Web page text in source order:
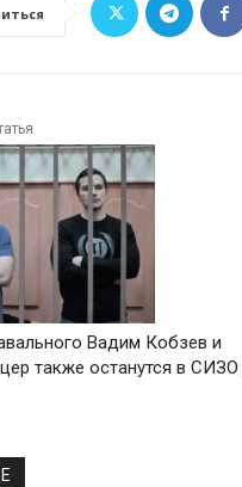
Вадим Кобзев и
также останутся в